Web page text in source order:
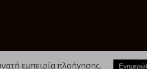
εμπειρία πλοήγησης.